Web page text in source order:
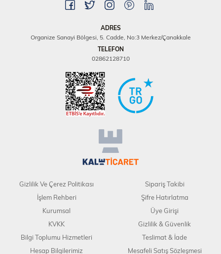
ADRES
Organize Sanayi Bölgesi, 5. Cadde, No:3 Merkez/Çanakkale
TELEFON
02862128710
Gizlilik Ve Çerez Politikası
İşlem Rehberi
Kurumsal
KVKK
Bilgi Toplumu Hizmetleri
Hesap Bilgilerimiz
Sipariş Takibi
Şifre Hatırlatma
Üye Girişi
Gizlilik & Güvenlik
Teslimat & İade
Mesafeli Satış Sözleşmesi